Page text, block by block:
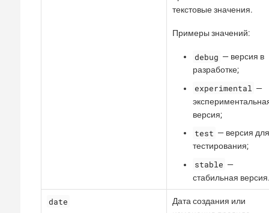
текстовые значения.
Примеры значений:
debug — версия в
разработке;
experimental —
версия;
test — версия
тестирования;
stable —
стабильная
date
Дата создания или